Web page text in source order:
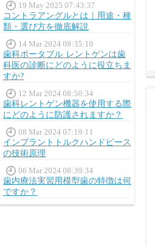
19 May 2025 07:43:37
コントラアングルとは｜用途・種
類・選び方を徹底解説
14 Mar 2024 08:35:10
歯科ポータブル レントゲンは歯
科医の診断にどのように役立ちま
すか?
12 Mar 2024 08:50:34
歯科レントゲン機器を使用する際
にどのように防護されますか？
08 Mar 2024 07:19:11
インプラントトルクハンドピース
の技術原理
06 Mar 2024 08:39:34
歯内療法実習用模型歯の特徴は何
ですか？